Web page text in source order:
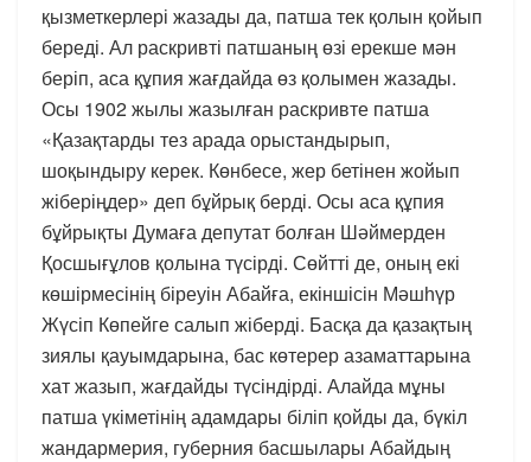
қызметкерлері жазады да, патша тек қолын қойып
береді. Ал раскривті патшаның өзі ерекше мән
беріп, аса құпия жағдайда өз қолымен жазады.
Осы 1902 жылы жазылған раскривте патша
«Қазақтарды тез арада орыстандырып,
шоқындыру керек. Көнбесе, жер бетінен жойып
жіберіңдер» деп бұйрық берді. Осы аса құпия
бұйрықты Думаға депутат болған Шәймерден
Қосшығұлов қолына түсірді. Сөйтті де, оның екі
көшірмесінің біреуін Абайға, екіншісін Мәшһүр
Жүсіп Көпейге салып жіберді. Басқа да қазақтың
зиялы қауымдарына, бас көтерер азаматтарына
хат жазып, жағдайды түсіндірді. Алайда мұны
патша үкіметінің адамдары біліп қойды да, бүкіл
жандармерия, губерния басшылары Абайдың